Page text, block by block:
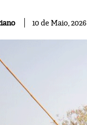
10 de Maio, 2026